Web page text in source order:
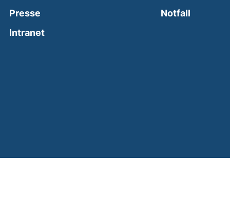
Presse
Intranet(external link, opens in a new window)
Notfall